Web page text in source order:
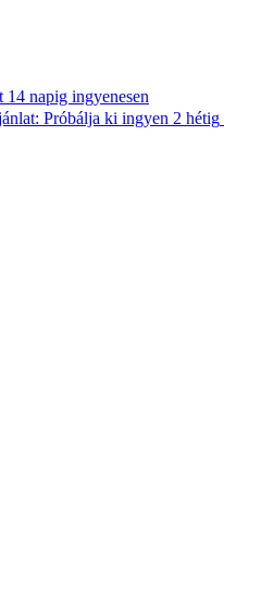
napig ingyenesen
Próbálja ki ingyen 2 hétig